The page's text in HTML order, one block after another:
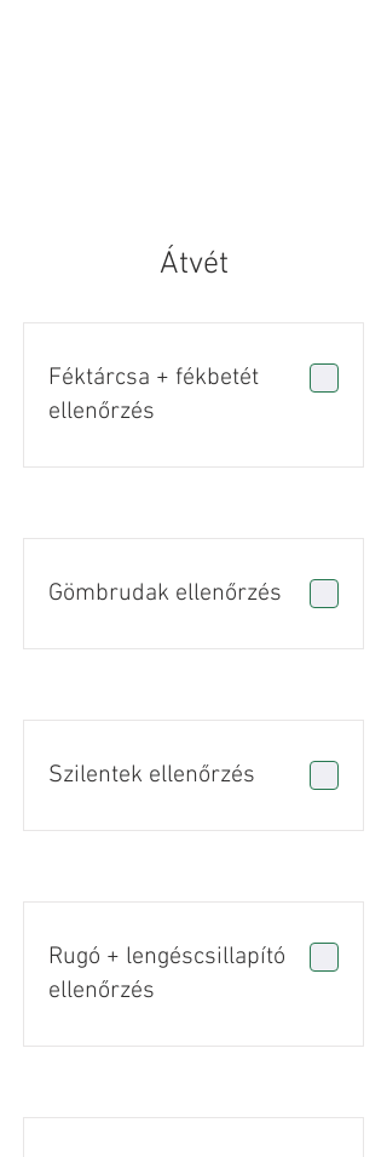
Átvét
Féktárcsa + fékbetét
ellenőrzés
Gömbrudak ellenőrzés
Szilentek ellenőrzés
Rugó + lengéscsillapító
ellenőrzés